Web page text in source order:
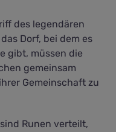
des legendären
Dorf, bei dem es
gibt, müssen die
gemeinsam
Gemeinschaft zu
Runen verteilt,